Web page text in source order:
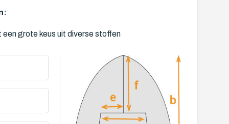
grote keus uit diverse stoffen